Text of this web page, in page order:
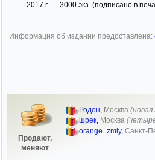
2017 г. — 3000 экз. (подписано в
Информация об издании предоставлена:
Продают,
меняют
Родон, Москва (новая
шрек, Москва
orange_zmiy, Санкт-